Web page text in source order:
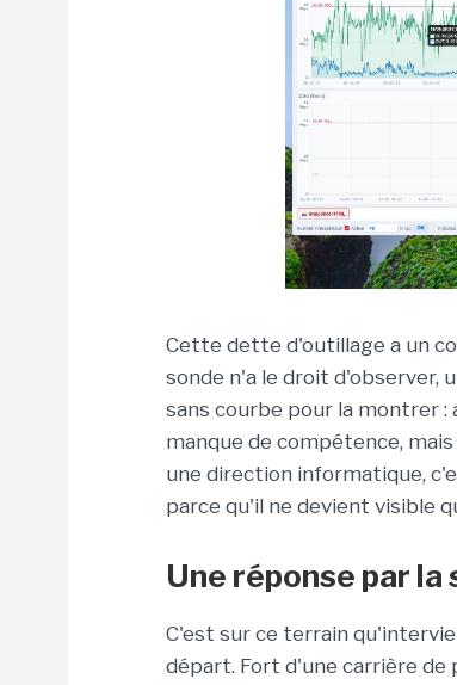
Cette dette d'outillage a un
sonde n'a le droit d'observer,
sans courbe pour la montrer
manque de compétence,
une direction informatique,
parce qu'il ne devient visible
Une réponse par
C'est sur ce terrain
départ. Fort d'une carrière de